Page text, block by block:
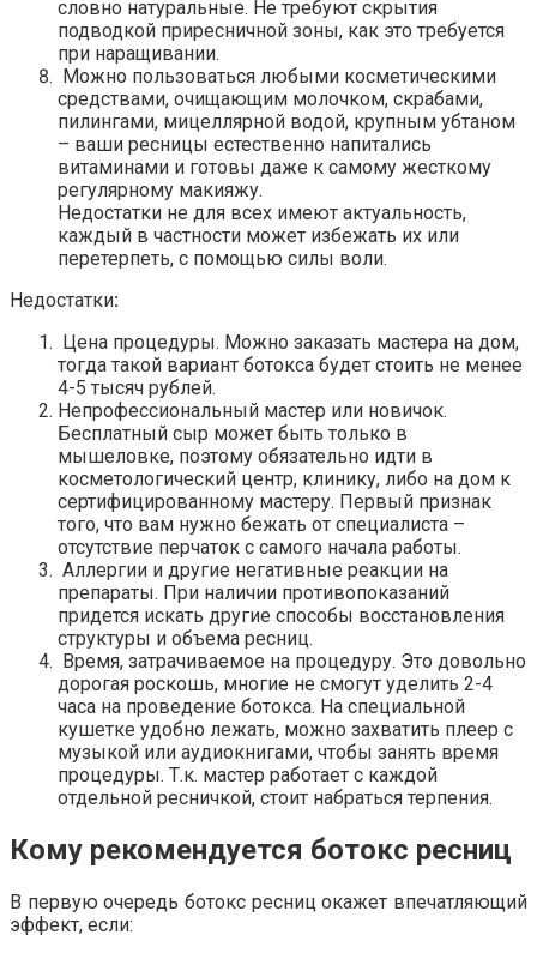
словно натуральные. Не требуют скрытия
подводкой приресничной зоны, как это требуется
при наращивании.
Можно пользоваться любыми косметическими
средствами, очищающим молочком, скрабами,
пилингами, мицеллярной водой, крупным убтаном
– ваши ресницы естественно напитались
витаминами и готовы даже к самому жесткому
регулярному макияжу.
Недостатки не для всех имеют актуальность,
каждый в частности может избежать их или
перетерпеть, с помощью силы воли.
Недостатки:
Цена процедуры. Можно заказать мастера на дом,
тогда такой вариант ботокса будет стоить не менее
4-5 тысяч рублей.
Непрофессиональный мастер или новичок.
Бесплатный сыр может быть только в
мышеловке, поэтому обязательно идти в
косметологический центр, клинику, либо на дом к
сертифицированному мастеру. Первый признак
того, что вам нужно бежать от специалиста –
отсутствие перчаток с самого начала работы.
Аллергии и другие негативные реакции на
препараты. При наличии противопоказаний
придется искать другие способы восстановления
структуры и объема ресниц.
Время, затрачиваемое на процедуру. Это довольно
дорогая роскошь, многие не смогут уделить 2-4
часа на проведение ботокса. На специальной
кушетке удобно лежать, можно захватить плеер с
музыкой или аудиокнигами, чтобы занять время
процедуры. Т.к. мастер работает с каждой
отдельной ресничкой, стоит набраться терпения.
Кому рекомендуется ботокс ресниц
В первую очередь ботокс ресниц окажет впечатляющий
эффект, если: